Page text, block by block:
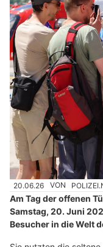
20.06.26 VON
Am Tag der offenen
Samstag, 20. Juni
Besucher in die Welt